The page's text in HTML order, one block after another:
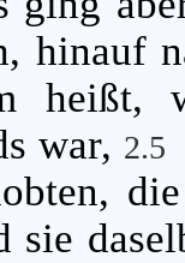
hinauf
war, 2.5
sie